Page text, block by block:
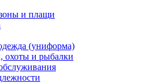
и плащи
(униформа)
охоты и рыбалки